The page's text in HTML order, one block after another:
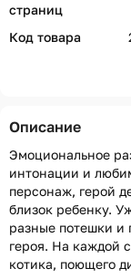
страниц
Код товара
Описание
Эмоциональное
интонации и
персонаж, герой
близок ребенку.
разные потешки и
героя. На каждой
котика, поющего